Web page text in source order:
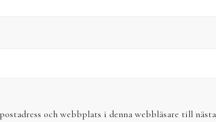
och webbplats i denna webbläsare till